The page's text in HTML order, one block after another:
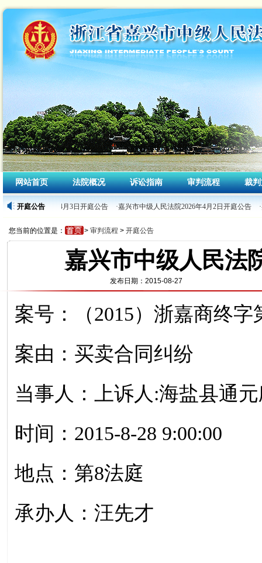
网站首页 法院概况 诉讼指南 审判流程 裁
开庭公告
级人民法院2026年4月3日开庭公告 ·嘉兴市中级人民法院2026年4月2日开庭公告
您当前的位置是： > 审判流程 > 开庭公告
嘉兴市中级人民法
发布日期：2015-08-27
案号：（2015）浙嘉商终字
案由：买卖合同纠纷
当事人：上诉人:海盐县通
时间：2015-8-28 9:00:00
地点：第8法庭
承办人：汪先才